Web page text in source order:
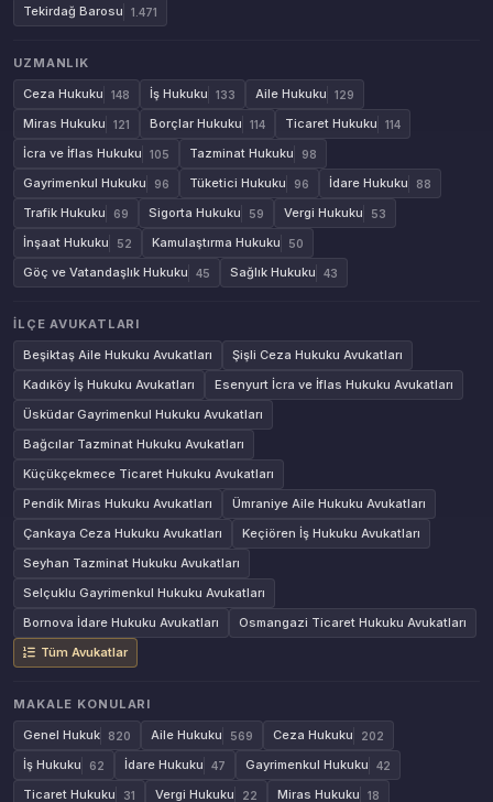
Tekirdağ Barosu 1.471
UZMANLIK
Ceza Hukuku
148 İş Hukuku 133 Aile Hukuku 129
Miras Hukuku 121 Borçlar Hukuku 114 Ticaret Hukuku 114
İcra ve İflas Hukuku 105 Tazminat Hukuku 98
Gayrimenkul Hukuku 96 Tüketici Hukuku 96 İdare Hukuku 88
Trafik Hukuku 69 Sigorta Hukuku 59 Vergi Hukuku 53
İnşaat Hukuku 52 Kamulaştırma Hukuku 50
Göç ve Vatandaşlık Hukuku 45 Sağlık Hukuku 43
İLÇE AVUKATLARI
Beşiktaş Aile Hukuku Avukatları
Şişli Ceza Hukuku Avukatları
Kadıköy İş Hukuku Avukatları
Esenyurt İcra ve İflas Hukuku Avukatları
Üsküdar Gayrimenkul Hukuku Avukatları
Bağcılar Tazminat Hukuku Avukatları
Küçükçekmece Ticaret Hukuku Avukatları
Pendik Miras Hukuku Avukatları
Ümraniye Aile Hukuku Avukatları
Çankaya Ceza Hukuku Avukatları
Keçiören İş Hukuku Avukatları
Seyhan Tazminat Hukuku Avukatları
Selçuklu Gayrimenkul Hukuku Avukatları
Bornova İdare Hukuku Avukatları
Osmangazi Ticaret Hukuku Avukatları
Tüm Avukatlar
MAKALE KONULARI
Genel Hukuk
820 Aile Hukuku 569 Ceza Hukuku 202
İş Hukuku 62 İdare Hukuku 47 Gayrimenkul Hukuku 42
Ticaret Hukuku 31 Vergi Hukuku 22 Miras Hukuku 18